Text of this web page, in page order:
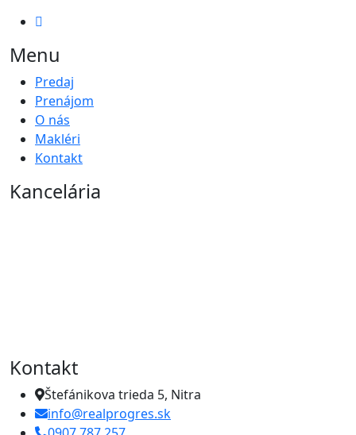
Menu
Predaj
Prenájom
O nás
Makléri
Kontakt
Kancelária
Kontakt
Štefánikova trieda 5, Nitra
info@realprogres.sk